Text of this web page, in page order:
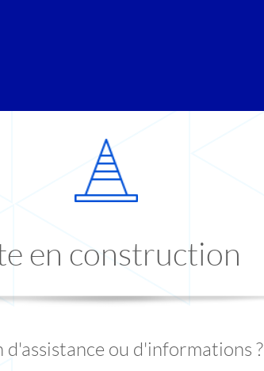
en construction
d'assistance ou d'informations ?